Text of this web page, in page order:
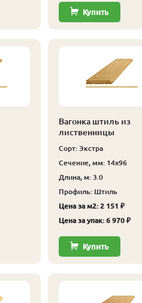
Купить
Вагонка штиль из
лиственницы
Сорт: Экстра
Сечение, мм: 14x96
Длина, м: 3.0
Профиль: Штиль
Цена за м2: 2 151 ₽
Цена за упак: 6 970 ₽
Купить